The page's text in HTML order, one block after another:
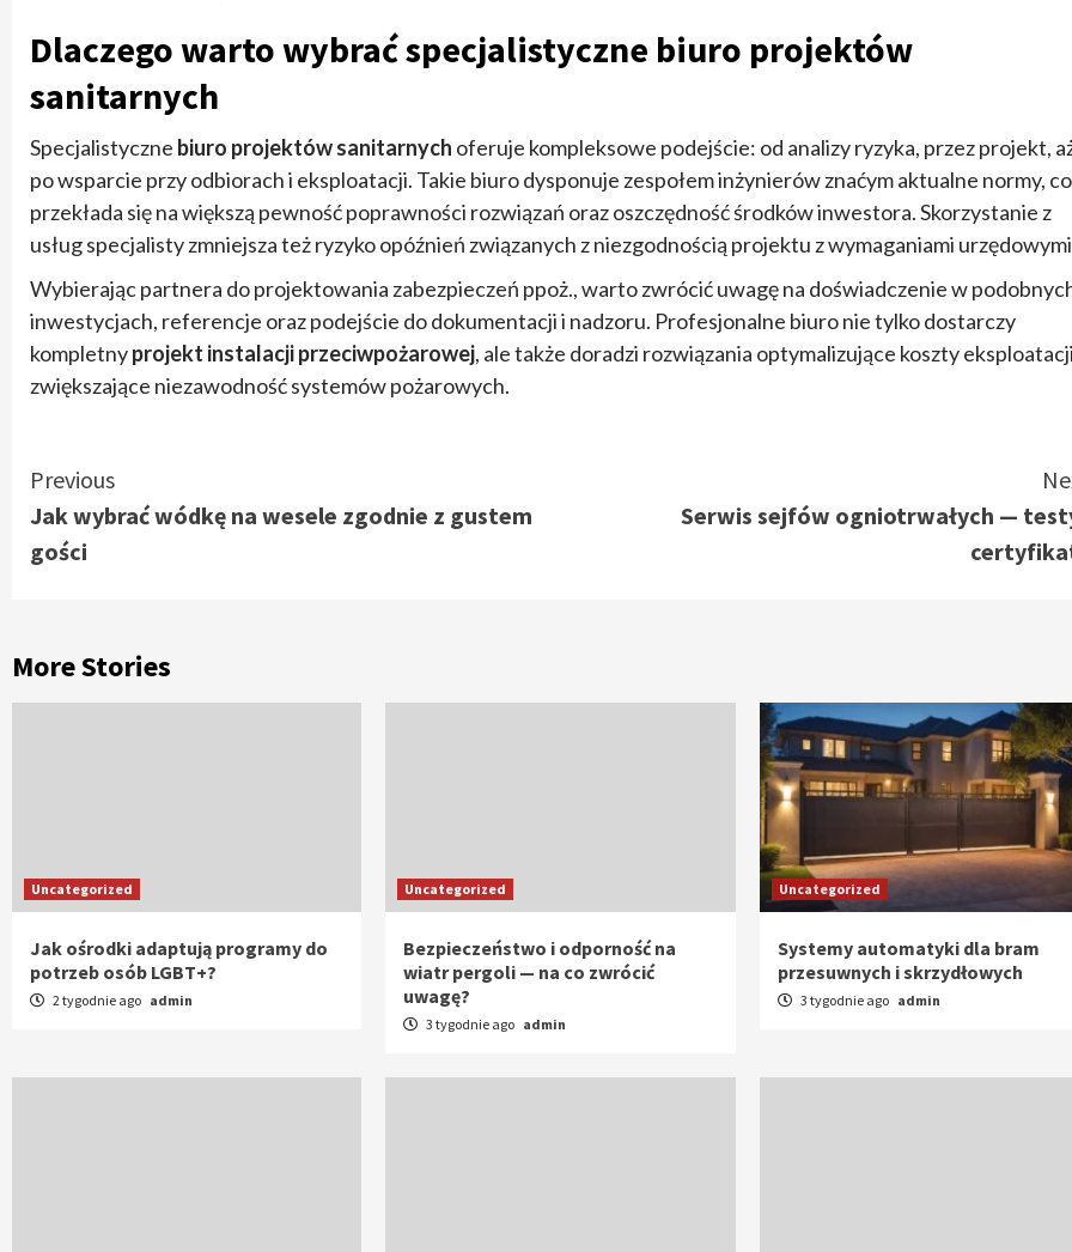
Dlaczego warto wybrać specjalistyczne biuro projektów
sanitarnych
Specjalistyczne biuro projektów sanitarnych oferuje kompleksowe podejście: od analizy ryzyka, przez projekt,
po wsparcie przy odbiorach i eksploatacji. Takie biuro dysponuje zespołem inżynierów znaćym aktualne normy, co
przekłada się na większą pewność poprawności rozwiązań oraz oszczędność środków inwestora. Skorzystanie z
usług specjalisty zmniejsza też ryzyko opóźnień związanych z niezgodnością projektu z wymaganiami
Wybierając partnera do projektowania zabezpieczeń ppoż., warto zwrócić uwagę na doświadczenie w
inwestycjach, referencje oraz podejście do dokumentacji i nadzoru. Profesjonalne biuro nie tylko dostarczy
kompletnyprojekt instalacji przeciwpożarowej, ale także doradzi rozwiązania optymalizujące koszty
zwiększające niezawodność systemów pożarowych.
Continue
Reading
Previous
Jak wybrać wódkę na wesele zgodnie z gustem
gości
Serwis sejfów ogniotrwałych —
More Stories
Uncategorized
Jak ośrodki adaptują programy do
potrzeb osób LGBT+?
2 tygodnie ago admin
Uncategorized
Bezpieczeństwo i odporność na
wiatr pergoli — na co zwrócić
uwagę?
3 tygodnie ago admin
Uncategorized
Systemy automatyki dla bram
przesuwnych i skrzydłowych
3 tygodnie ago admin